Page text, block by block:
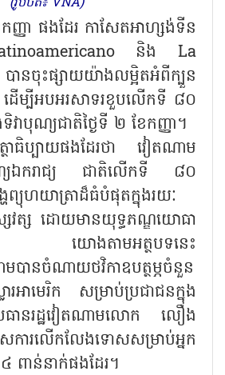
ញ្ញា ផងដែរ កាសែតអាហ្សង់ទីន
និង La
ះផ្សាយយ៉ាងលម្អិតអំពីក្បួន
ដើម្បីអបអរសាទរខួបលើកទី ៨០
វាបុណ្យជាតិថ្ងៃទី ២ ខែកញ្ញា។
ត្ថាធិប្បាយផងដែរថា វៀតណាម
បុណ្យឯករាជ្យ ជាតិលើកទី ៨០
ព្យុហយាត្រាដ៏ធំបំផុតក្នុងរយៈ
វត្ស ដោយមានយុទ្ធភណ្ឌយោធា
ន។ យោងតាមអត្ថបទនេះ
មបានចំណាយថវិកាឧបត្ថម្ភចំនួន
ាមេរិក សម្រាប់ប្រជាជនក្នុង
ានរដ្ឋវៀតណាមលោក លឿង
ការលើកលែងទោសសម្រាប់អ្នក
ាន់នាក់ផងដែរ។